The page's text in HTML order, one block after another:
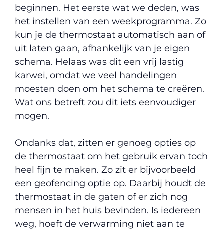
beginnen. Het eerste wat we deden, was
het instellen van een weekprogramma. Zo
kun je de thermostaat automatisch aan of
uit laten gaan, afhankelijk van je eigen
schema. Helaas was dit een vrij lastig
karwei, omdat we veel handelingen
moesten doen om het schema te creëren.
Wat ons betreft zou dit iets eenvoudiger
mogen.
Ondanks dat, zitten er genoeg opties op
de thermostaat om het gebruik ervan toch
heel fijn te maken. Zo zit er bijvoorbeeld
een geofencing optie op. Daarbij houdt de
thermostaat in de gaten of er zich nog
mensen in het huis bevinden. Is iedereen
weg, hoeft de verwarming niet aan te